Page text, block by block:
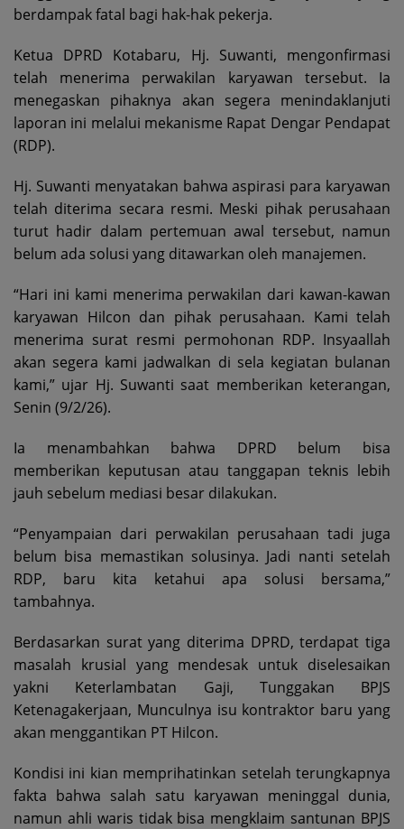
berdampak fatal bagi hak-hak pekerja.
Ketua DPRD Kotabaru, Hj. Suwanti, mengonfirmasi
telah menerima perwakilan karyawan tersebut. Ia
menegaskan pihaknya akan segera menindaklanjuti
laporan ini melalui mekanisme Rapat Dengar Pendapat
(RDP).
Hj. Suwanti menyatakan bahwa aspirasi para karyawan
telah diterima secara resmi. Meski pihak perusahaan
turut hadir dalam pertemuan awal tersebut, namun
belum ada solusi yang ditawarkan oleh manajemen.
“Hari ini kami menerima perwakilan dari kawan-kawan
karyawan Hilcon dan pihak perusahaan. Kami telah
menerima surat resmi permohonan RDP. Insyaallah
akan segera kami jadwalkan di sela kegiatan bulanan
kami,” ujar Hj. Suwanti saat memberikan keterangan,
Senin (9/2/26).
Ia menambahkan bahwa DPRD belum bisa
memberikan keputusan atau tanggapan teknis lebih
jauh sebelum mediasi besar dilakukan.
“Penyampaian dari perwakilan perusahaan tadi juga
belum bisa memastikan solusinya. Jadi nanti setelah
RDP, baru kita ketahui apa solusi bersama,”
tambahnya.
Berdasarkan surat yang diterima DPRD, terdapat tiga
masalah krusial yang mendesak untuk diselesaikan
yakni Keterlambatan Gaji, Tunggakan BPJS
Ketenagakerjaan, Munculnya isu kontraktor baru yang
akan menggantikan PT Hilcon.
Kondisi ini kian memprihatinkan setelah terungkapnya
fakta bahwa salah satu karyawan meninggal dunia,
namun ahli waris tidak bisa mengklaim santunan BPJS